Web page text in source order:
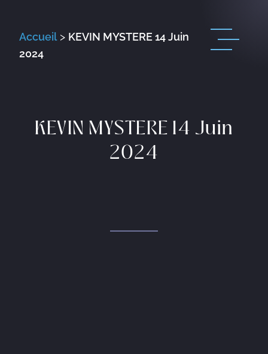
Accueil> KEVIN MYSTERE 14 Juin
2024
KEVIN MYSTERE 14 Juin
2024